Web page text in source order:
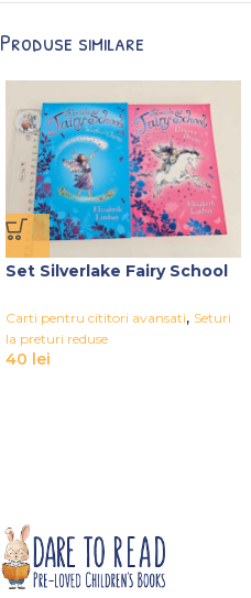
Produse similare
Set Silverlake Fairy School
Carti pentru cititori avansati, Seturi
la preturi reduse
40 lei